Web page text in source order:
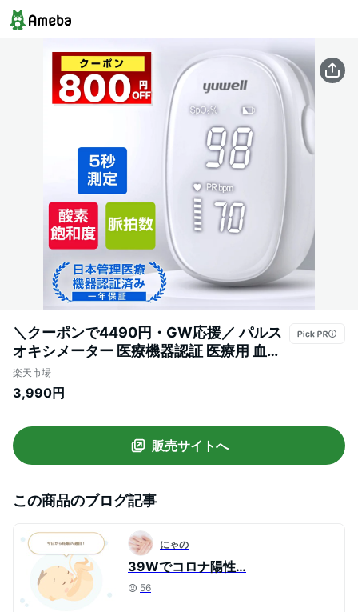
＼クーポンで4490円・GW応援／ パルス
オキシメーター 医療機器認証 医療用 血中
酸素濃度計 看護 血中酸素濃度計 spo2 脈
拍計 酸素飽和度 心拍計 国内検品済み 家庭
在宅/登山用 日本語説明書 体調管理 健康管
理 送料無料
楽天市場
3,990円
販売サイトへ
この商品のブログ記事
にゃの
39Wでコロナ陽性…
56